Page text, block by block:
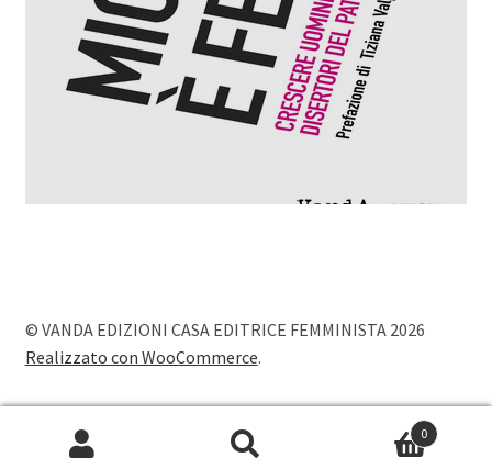
© VANDA EDIZIONI CASA EDITRICE FEMMINISTA 2026
Realizzato con WooCommerce.
0